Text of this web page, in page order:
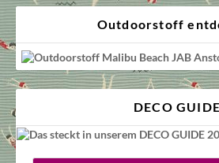
Outdoorstoff
DECO GUIDE